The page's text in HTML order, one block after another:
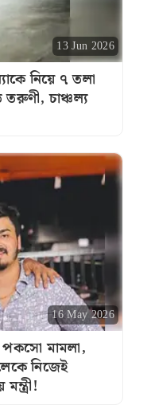
13 Jun 2026
নিয়ে ৭ তলা
তরুণী, চাঞ্চল্য
16 May 2026
পকসো মামলা,
নিজেই